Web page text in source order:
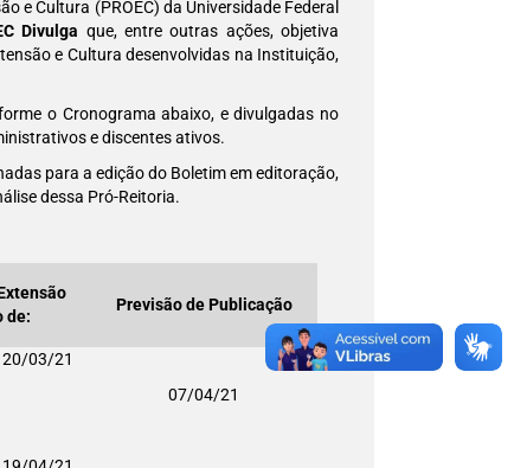
e Cultura (PROEC) da Universidade Federal
Divulga que, entre outras ações, objetiva
e Cultura desenvolvidas na Instituição,
o Cronograma abaixo, e divulgadas no
e discentes ativos.
para a edição do Boletim em editoração,
dessa Pró-Reitoria.
de:
Previsão de Publicação
20/03/21
07/04/21